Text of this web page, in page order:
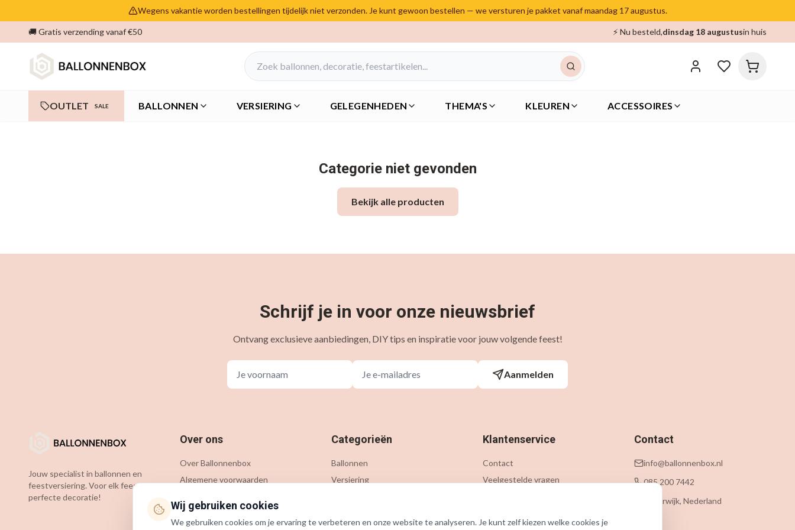
Wegens vakantie worden bestellingen tijdelijk niet verzonden. Je kunt gewoon bestellen — we versturen je pakket vanaf maandag 17 augustus.
🚚 Gratis verzending vanaf €50 ⚡ Nu besteld,dinsdag 18 augustusin huis
OUTLET SALE BALLONNEN VERSIERING GELEGENHEDEN THEMA'S KLEUREN ACCESSOIRES
Categorie niet gevonden
Bekijk alle producten
Schrijf je in voor onze nieuwsbrief
Ontvang exclusieve aanbiedingen, DIY tips en inspiratie voor jouw volgende feest!
Aanmelden
Jouw specialist in ballonnen en
feestversiering. Voor elk feest de
perfecte decoratie!
Over ons
Over Ballonnenbox
Algemene voorwaarden
Cookiebeleid
Categorieën
Ballonnen
Versiering
Klantenservice
Contact
Veelgestelde vragen
Contact
info@ballonnenbox.nl
085 200 7442
Beverwijk, Nederland
Wij gebruiken cookies
We gebruiken cookies om je ervaring te verbeteren en onze website te analyseren. Je kunt zelf kiezen welke cookies je